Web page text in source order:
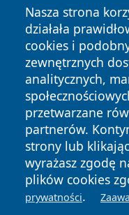
Nasza strona
działała
cookies i
zewnętrznych
analitycznych,
przetwarzane
partnerów.
strony lub
wyrażasz zgodę
plików cookies
prywatności.
Copyright © 2026
News Autorzy